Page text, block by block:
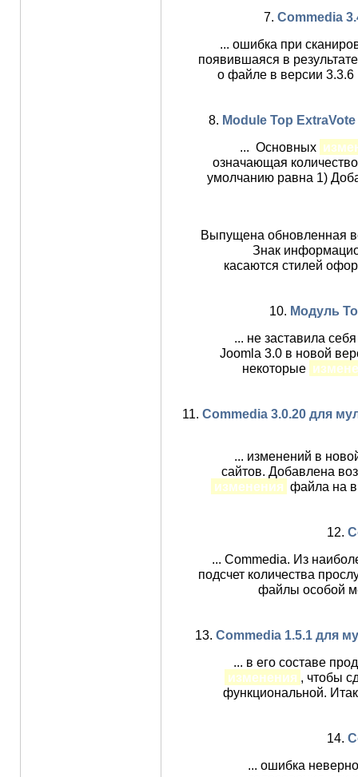
7. Commedia
... ошибка при
появившаяся в
о файле в версии 3.3.6
8. Module Top
... Основных
означающая
умолчанию равна 1)
Выпущена обновленная
Знак
касаются стилей
10. Модуль
... не заставила
Joomla 3.0 в новой
некоторые
11. Commedia 3.0.20 для
... изменений в
сайтов. Добавлена
изменения файла на
12.
... Commedia. Из
подсчет количества
файлы особой
13. Commedia 1.5.1 для
... в его составе
изменения , чтобы
функциональной.
14.
... ошибка